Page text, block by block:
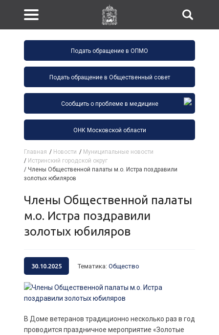
Подать обращение в ОПМО
Подать обращение в Общественный совет
Сообщить о проблеме в медицине
ОНК Московской области
Главная / Новости / Муниципальные новости
/ Истринский городской округ
/ Члены Общественной палаты м.о. Истра поздравили
золотых юбиляров
Члены Общественной палаты
м.о. Истра поздравили
золотых юбиляров
30.10.2025 Тематика: Общество
В Доме ветеранов традиционно несколько раз в год
проводится праздничное мероприятие «Золотые